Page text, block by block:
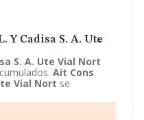
Y Cadisa S. A. Ute
S. A. Ute Vial Nort
Ait Cons
Vial Nort se
26 - IZ 5 BI. Su
7112 - Servicios técnicos